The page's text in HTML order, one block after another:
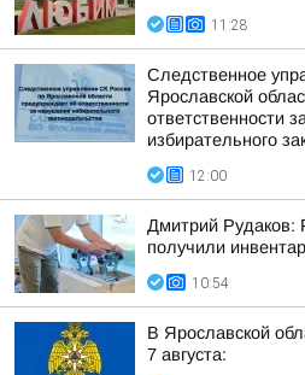
11:28
Следственное
Ярославской
ответственности
избирательного
12:00
Дмитрий Рудаков:
получили
10:54
В Ярославской
7 августа: